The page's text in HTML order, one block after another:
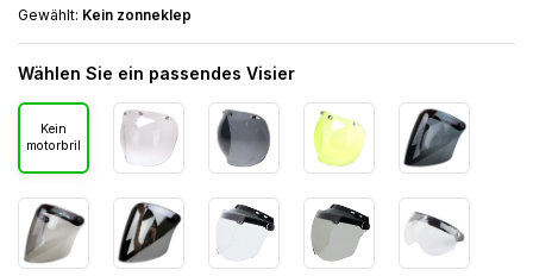
Gewählt: Kein zonneklep
Wählen Sie ein passendes Visier
Kein
motorbril